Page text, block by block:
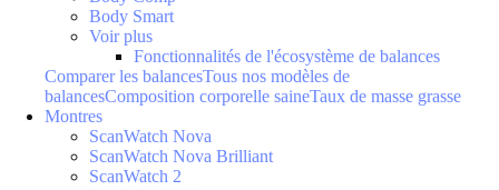
Body Smart
Voir plus
Fonctionnalités de l'écosystème de balances
Comparer les balancesTous nos modèles de
balancesComposition corporelle saineTaux de masse grasse
Montres
ScanWatch Nova
ScanWatch Nova Brilliant
ScanWatch 2